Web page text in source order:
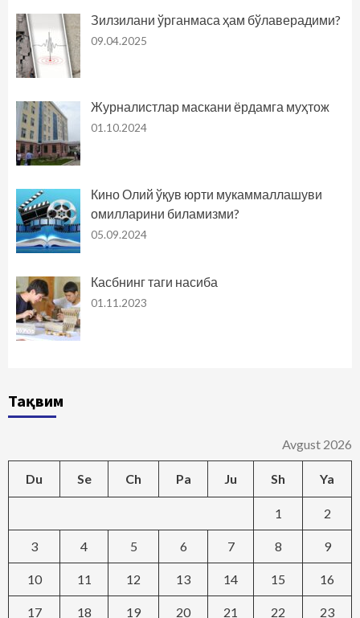
Зилзилани ўрганмаса ҳам бўлаверадими?
09.04.2025
Журналистлар маскани ёрдамга муҳтож
01.10.2024
Кино Олий ўқув юрти мукаммаллашуви
омилларини биламизми?
05.09.2024
Касбнинг таги насиба
01.11.2023
Тақвим
Avgust 2026
Du Se Ch Pa Ju Sh Ya
1 2
3 4 5 6 7 8 9
10 11 12 13 14 15 16
17 18 19 20 21 22 23